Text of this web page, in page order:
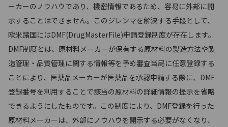
ーカーのノウハウであり、機密情報であるため、容易に外部に開
示することはできません。このジレンマを解決する手段として、
欧米諸国にはDMF(DrugMasterFile)申請登録制度が存在します。
DMF制度とは、原材料メーカーが保有する原材料の製造方法や製
造管理・品質管理に関する情報等を予め審査当局に任意登録する
ことにより、医薬品メーカーが医薬品を承認申請する際に、DMF
登録番号を利用することで該当の原材料の詳細情報の提示を省略
できるようにしたものです。この制度により、DMF登録を行った
原材料メーカーは、外部にノウハウを開示する必要がなくなり、